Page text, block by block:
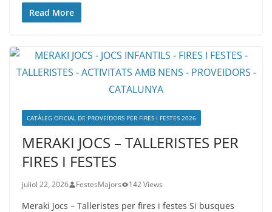
Read More
CATÀLEG OFICIAL DE PROVEÏDORS PER FIRES I FESTES 2026
MERAKI JOCS – TALLERISTES PER
FIRES I FESTES
juliol 22, 2026 FestesMajors 142 Views
Meraki Jocs – Talleristes per fires i festes Si busques